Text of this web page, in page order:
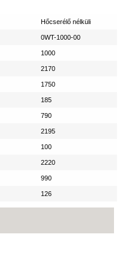
Hőcserélő nélküli
0WT-1000-00
1000
2170
1750
185
790
2195
100
2220
990
126